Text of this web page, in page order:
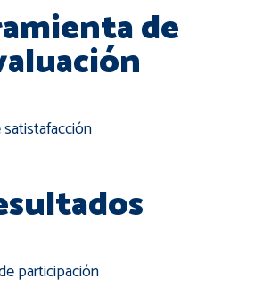
de
participación